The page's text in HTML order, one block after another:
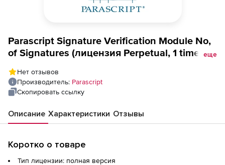
Parascript Signature Verification Module No,
of Signatures (лицензия Perpetual, 1 time),еще
Нет отзывов
Производитель: Parascript
Скопировать ссылку
Описание Характеристики Отзывы
Коротко о товаре
Тип лицензии: полная версия